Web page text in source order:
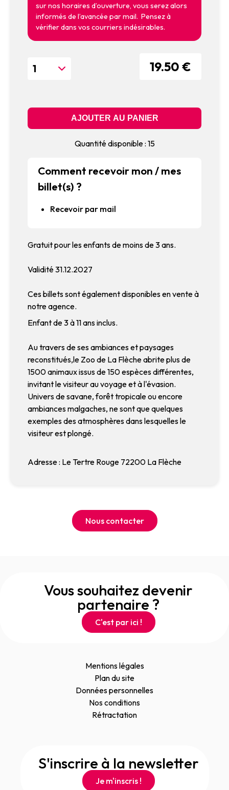
sur nos horaires d’ouverture, vous serez alors
informés de l’avancée par mail. Pensez à
vérifier dans vos courriers indésirables.
19.50 €
Quantité disponible : 15
Comment recevoir mon / mes
billet(s) ?
Recevoir par mail
Gratuit pour les enfants de moins de 3 ans.
Validité 31.12.2027
Ces billets sont également disponibles en vente à
notre agence.
Enfant de 3 à 11 ans inclus.
Au travers de ses ambiances et paysages
reconstitués,le Zoo de La Flèche abrite plus de
1500 animaux issus de 150 espèces différentes,
invitant le visiteur au voyage et à l'évasion.
Univers de savane, forêt tropicale ou encore
ambiances malgaches, ne sont que quelques
exemples des atmosphères dans lesquelles le
visiteur est plongé.
Adresse : Le Tertre Rouge 72200 La Flèche
Nous contacter
Vous souhaitez devenir
partenaire ?
C'est par ici !
Mentions légales
Plan du site
Données personnelles
Nos conditions
Rétractation
S'inscrire à la newsletter
Je m'inscris !